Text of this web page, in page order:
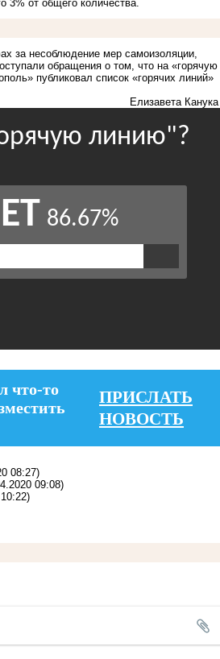
3% от общего количества.
за несоблюдение мер самоизоляции,
обращения о том, что на «горячую
публиковал список «горячих линий»
Елизавета Канука
что-то
ПРИСЛАТЬ
НОВОСТЬ
08:27)
09:08)